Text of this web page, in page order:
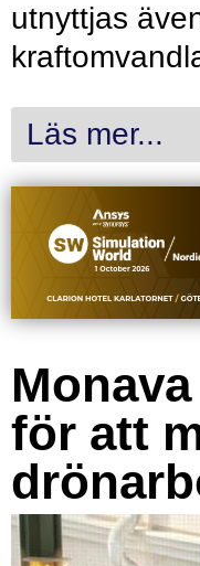
utnyttjas
Läs mer...
för att